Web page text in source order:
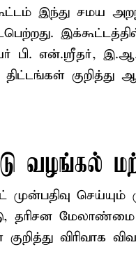
கூட்டம் இந்து சமய
என்.ஸ்ரீதர்,
வழங்கல்
செய்யும்
தரிசன
விரிவாக